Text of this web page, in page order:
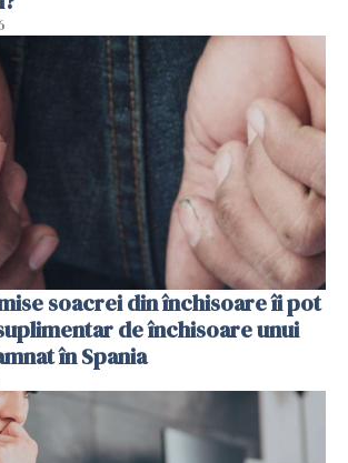
soacrei din închisoare îi pot
de închisoare unui
în Spania